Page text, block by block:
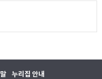
누리집 안내